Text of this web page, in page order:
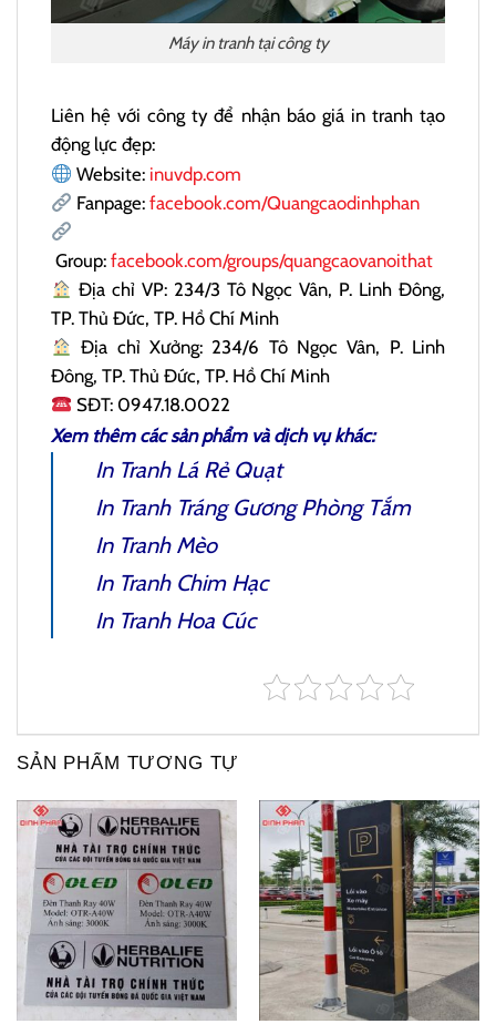
Máy in tranh tại công ty
Liên hệ với công ty để nhận báo giá in tranh tạo
động lực đẹp:
Website: inuvdp.com
Fanpage: facebook.com/Quangcaodinhphan
Group: facebook.com/groups/quangcaovanoithat
Địa chỉ VP: 234/3 Tô Ngọc Vân, P. Linh Đông,
TP. Thủ Đức, TP. Hồ Chí Minh
Địa chỉ Xưởng: 234/6 Tô Ngọc Vân, P. Linh
Đông, TP. Thủ Đức, TP. Hồ Chí Minh
SĐT: 0947.18.0022
Xem thêm các sản phẩm và dịch vụ khác:
In Tranh Lá Rẻ Quạt
In Tranh Tráng Gương Phòng Tắm
In Tranh Mèo
In Tranh Chim Hạc
In Tranh Hoa Cúc
SẢN PHẨM TƯƠNG TỰ